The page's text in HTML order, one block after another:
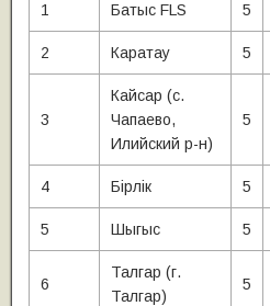
1 Батыс FLS 5
2 Каратау 5
3
Кайсар (с.
Чапаево,
Илийский р-н)
5
4 Бiрлiк 5
5 Шыгыс 5
6
Талгар (г.
Талгар)
5